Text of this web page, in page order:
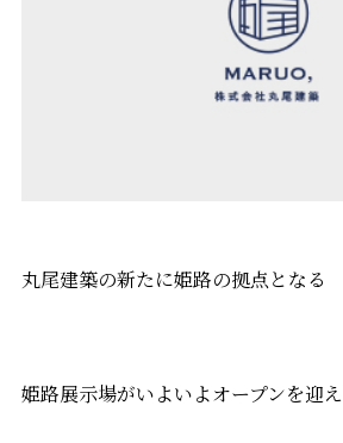
丸尾建築の新たに姫路の拠点となる
姫路展示場がいよいよオープンを迎え